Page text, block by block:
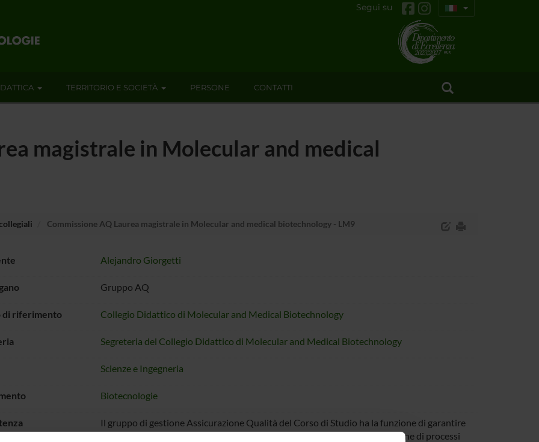
Segui su
TERRITORIO E SOCIETÀ PERSONE CONTATTI
magistrale in Molecular and medical
Commissione AQ Laurea magistrale in Molecular and medical biotechnology - LM9
Alejandro Giorgetti
Gruppo AQ
di riferimento Collegio Didattico di Molecular and Medical Biotechnology
Segreteria del Collegio Didattico di Molecular and Medical Biotechnology
Scienze e Ingegneria
Biotecnologie
Il gruppo di gestione Assicurazione Qualità del Corso di Studio ha la funzione di garantire
l'efficacia complessiva della gestione della didattica attraverso la costruzione di processi